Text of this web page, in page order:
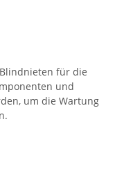
für die
und
um die Wartung